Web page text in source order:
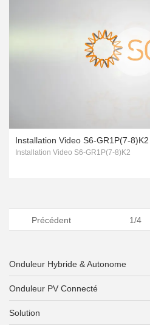
Installation Video S6-GR1P(7-8)K2
Installation Video S6-GR1P(7-8)K2
Précédent 1/4
Onduleur Hybride & Autonome
Onduleur PV Connecté
Solution